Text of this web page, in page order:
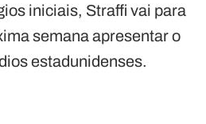
iniciais, Straffi vai para
semana apresentar o
estadunidenses.